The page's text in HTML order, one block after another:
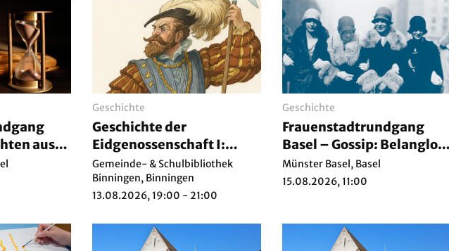
aus
Geschichte
Geschichte der
Eidgenossenschaft I:
Gründungsmythen
Gemeinde- & Schulbibliothek
Binningen, Binningen
13.08.2026, 19:00 - 21:00
Geschichte
Frauenstadtrundgang
Basel – Gossip: Belanglos,
weiblich, gefährlich?
Münster Basel, Basel
15.08.2026, 11:00